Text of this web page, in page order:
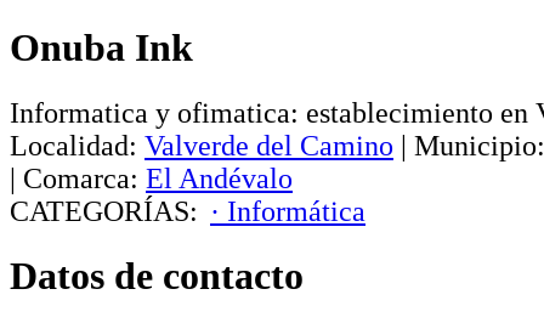
Onuba Ink
Informatica y ofimatica: establecimiento en
Localidad: Valverde del Camino | Municipio:
| Comarca: El Andévalo
CATEGORÍAS: · Informática
Datos de contacto